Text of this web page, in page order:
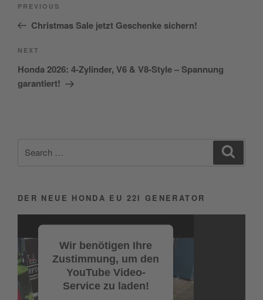
Previous
Post
PREVIOUS
Christmas Sale jetzt Geschenke sichern!
Next
Post
NEXT
Honda 2026: 4-Zylinder, V6 & V8-Style – Spannung
garantiert!
for:
DER NEUE HONDA EU 22I GENERATOR
Player
Wir benötigen Ihre
Zustimmung, um den
YouTube Video-
Service zu laden!